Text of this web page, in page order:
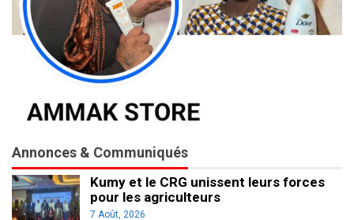
Annonces & Communiqués
Kumy et le CRG unissent leurs forces
pour les agriculteurs
7 Août, 2026